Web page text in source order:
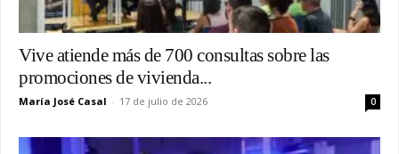
Vive atiende más de 700 consultas sobre las
promociones de vivienda...
María José Casal - 17 de julio de 2026 0